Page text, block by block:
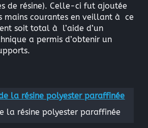
de résine). Celle-ci fut ajoutée
mains courantes en veillant à ce
soit total à l’aide d’un
a permis d’obtenir un
la résine polyester paraffinée